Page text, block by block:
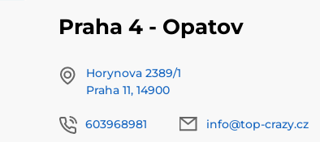
Praha 4 - Opatov
Horynova 2389/1
Praha 11, 14900
603968981 info@top-crazy.cz